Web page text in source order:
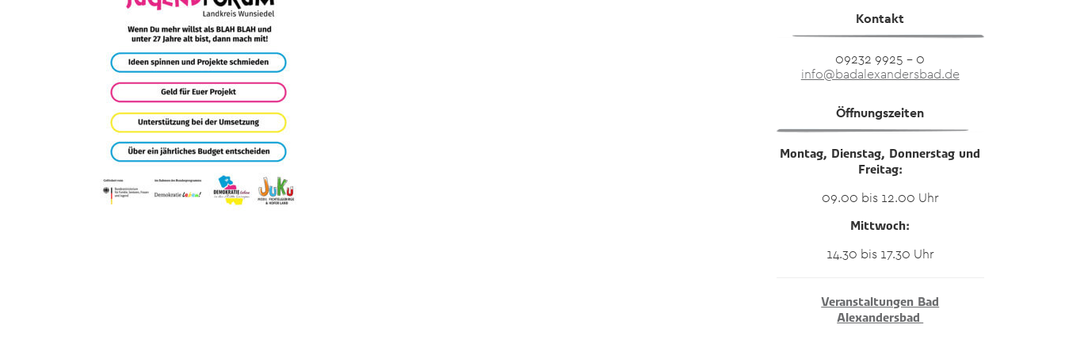
Kontakt
09232 9925 – 0
info@badalexandersbad.de
Öffnungszeiten
Montag, Dienstag, Donnerstag und
Freitag:
09.00 bis 12.00 Uhr
Mittwoch:
14.30 bis 17.30 Uhr
Veranstaltungen Bad
Alexandersbad